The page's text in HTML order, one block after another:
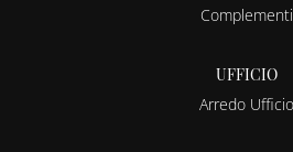
Complementi
UFFICIO
Arredo Ufficio